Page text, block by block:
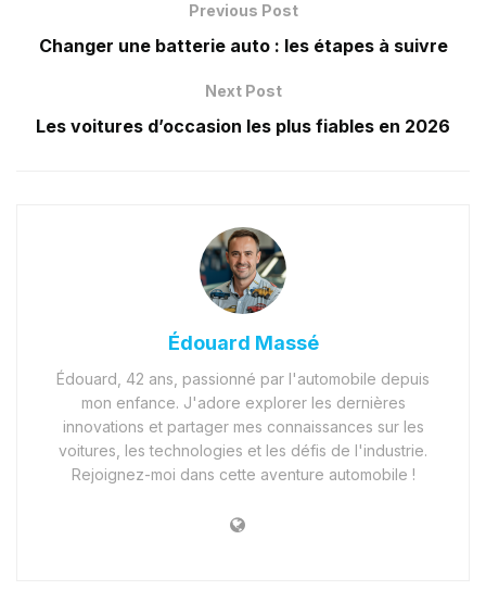
Previous Post
Changer une batterie auto : les étapes à suivre
Next Post
Les voitures d’occasion les plus fiables en 2026
Édouard Massé
Édouard, 42 ans, passionné par l'automobile depuis
mon enfance. J'adore explorer les dernières
innovations et partager mes connaissances sur les
voitures, les technologies et les défis de l'industrie.
Rejoignez-moi dans cette aventure automobile !